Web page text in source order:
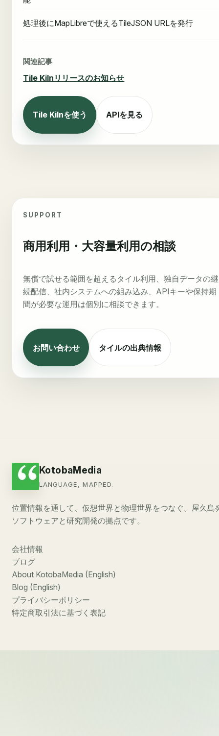
処理後にMapLibreで使えるTileJSON URLを発行
関連記事
Tile Kilnリリースのお知らせ
Tile Kilnを使う APIを見る
SUPPORT
商用利用・大容量利用の相談
無償で試せる範囲を超えるタイル利用、独自データの継
続配信、社内システムへの組み込み、APIキーや保持期
間が必要な運用は個別に相談できます。
お問い合わせ タイルの出典情報
KotobaMedia
LANGUAGE, MAPPED.
位置情報を通して、仮想世界と物理世界をつなぐ。屋久島
ソフトウェアと研究開発の拠点です。
会社情報
ブログ
About KotobaMedia (English)
Blog (English)
プライバシーポリシー
特定商取引法に基づく表記